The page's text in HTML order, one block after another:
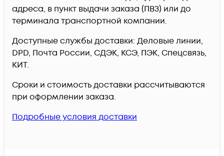
адреса, в пункт выдачи заказа (ПВЗ) или до
терминала транспортной компании.
Доступные службы доставки: Деловые линии,
DPD, Почта России, СДЭК, КСЭ, ПЭК, Спецсвязь,
КИТ.
Сроки и стоимость доставки рассчитываются
при оформлении заказа.
Подробные условия доставки